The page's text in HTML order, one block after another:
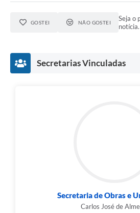
GOSTEI NÃO GOSTEI
Seja o
notícia.
Secretarias Vinculadas
Secretaria de Obras e
Carlos José de